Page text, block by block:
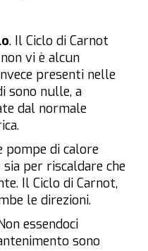
. Il Ciclo di Carnot
vi è alcun
presenti nelle
sono nulle, a
dal normale
pompe di calore
per riscaldare che
Il Ciclo di Carnot,
le direzioni.
essendoci
sono